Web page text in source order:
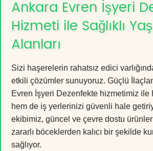
Ankara Evren İşyeri
Hizmeti ile Sağlıklı
Alanları
Sizi haşerelerin rahatsız edici
etkili çözümler sunuyoruz. Güçlü
Evren İşyeri Dezenfekte hizmetimiz ile
hem de iş yerlerinizi güvenli hale
ekibimiz, güncel ve çevre dostu
zararlı böceklerden kalıcı bir şekilde
sağlıyor.